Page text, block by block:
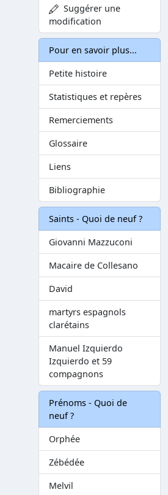
Suggérer une
modification
Pour en savoir plus...
Petite histoire
Statistiques et repères
Remerciements
Glossaire
Liens
Bibliographie
Saints - Quoi de neuf ?
Giovanni Mazzuconi
Macaire de Collesano
David
martyrs espagnols
clarétains
Manuel Izquierdo
Izquierdo et 59
compagnons
Prénoms - Quoi de
neuf ?
Orphée
Zébédée
Melvil